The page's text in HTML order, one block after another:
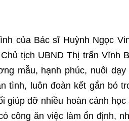
của Bác sĩ Huỳnh Ngọc
tịch UBND Thị trấn Vĩnh
mẫu, hạnh phúc, nuôi
tình, luôn đoàn kết gắn bó
giúp đỡ nhiều hoàn cảnh
công ăn việc làm ổn định,